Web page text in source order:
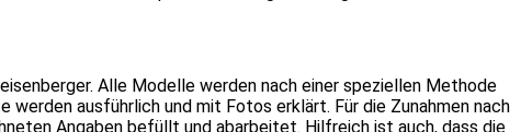
Alle Modelle werden nach einer speziellen Methode
ausführlich und mit Fotos erklärt. Für die Zunahmen nach
Angaben befüllt und abarbeitet. Hilfreich ist auch, dass die